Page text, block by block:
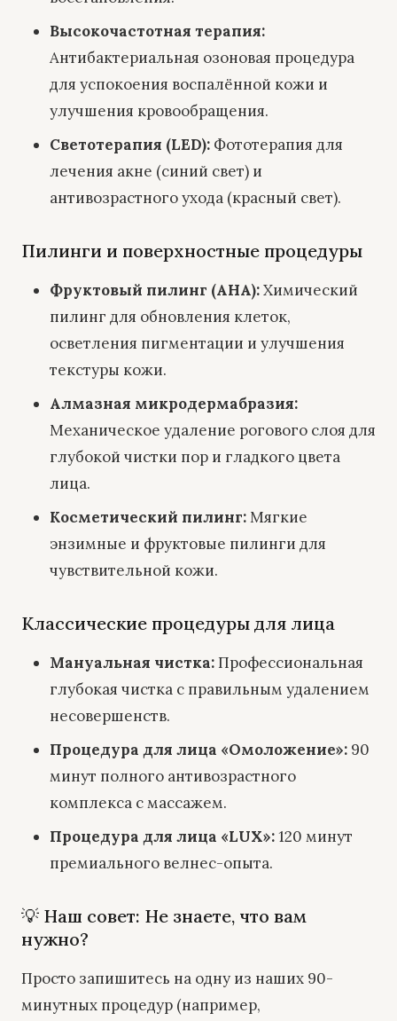
Высокочастотная терапия:
Антибактериальная озоновая процедура
для успокоения воспалённой кожи и
улучшения кровообращения.
Светотерапия (LED): Фототерапия для
лечения акне (синий свет) и
антивозрастного ухода (красный свет).
Пилинги и поверхностные процедуры
Фруктовый пилинг (AHA):Химический
пилинг для обновления клеток,
осветления пигментации и улучшения
текстуры кожи.
Алмазная микродермабразия:
Механическое удаление рогового слоя для
глубокой чистки пор и гладкого цвета
лица.
Косметический пилинг:Мягкие
энзимные и фруктовые пилинги для
чувствительной кожи.
Классические процедуры для лица
Мануальная чистка:Профессиональная
глубокая чистка с правильным удалением
несовершенств.
Процедура для лица «Омоложение»: 90
минут полного антивозрастного
комплекса с массажем.
Процедура для лица «LUX»:120 минут
премиального велнес-опыта.
💡 Наш совет: Не знаете, что вам
нужно?
Просто запишитесь на одну из наших 90-
минутных процедур (например,